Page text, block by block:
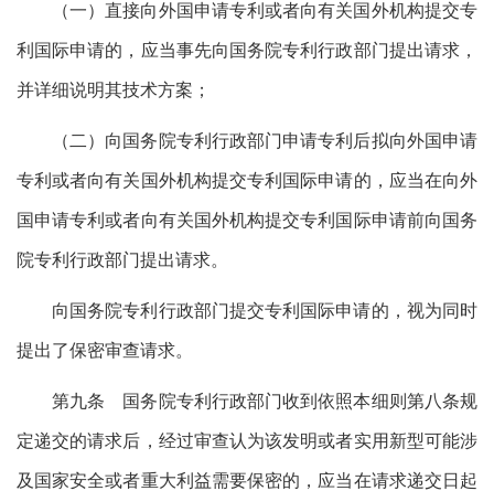
（一）直接向外国申请专利或者向有关国外机构提交专
利国际申请的，应当事先向国务院专利行政部门提出请求，
并详细说明其技术方案；
（二）向国务院专利行政部门申请专利后拟向外国申请
专利或者向有关国外机构提交专利国际申请的，应当在向外
国申请专利或者向有关国外机构提交专利国际申请前向国务
院专利行政部门提出请求。
向国务院专利行政部门提交专利国际申请的，视为同时
提出了保密审查请求。
第九条 国务院专利行政部门收到依照本细则第八条规
定递交的请求后，经过审查认为该发明或者实用新型可能涉
及国家安全或者重大利益需要保密的，应当在请求递交日起